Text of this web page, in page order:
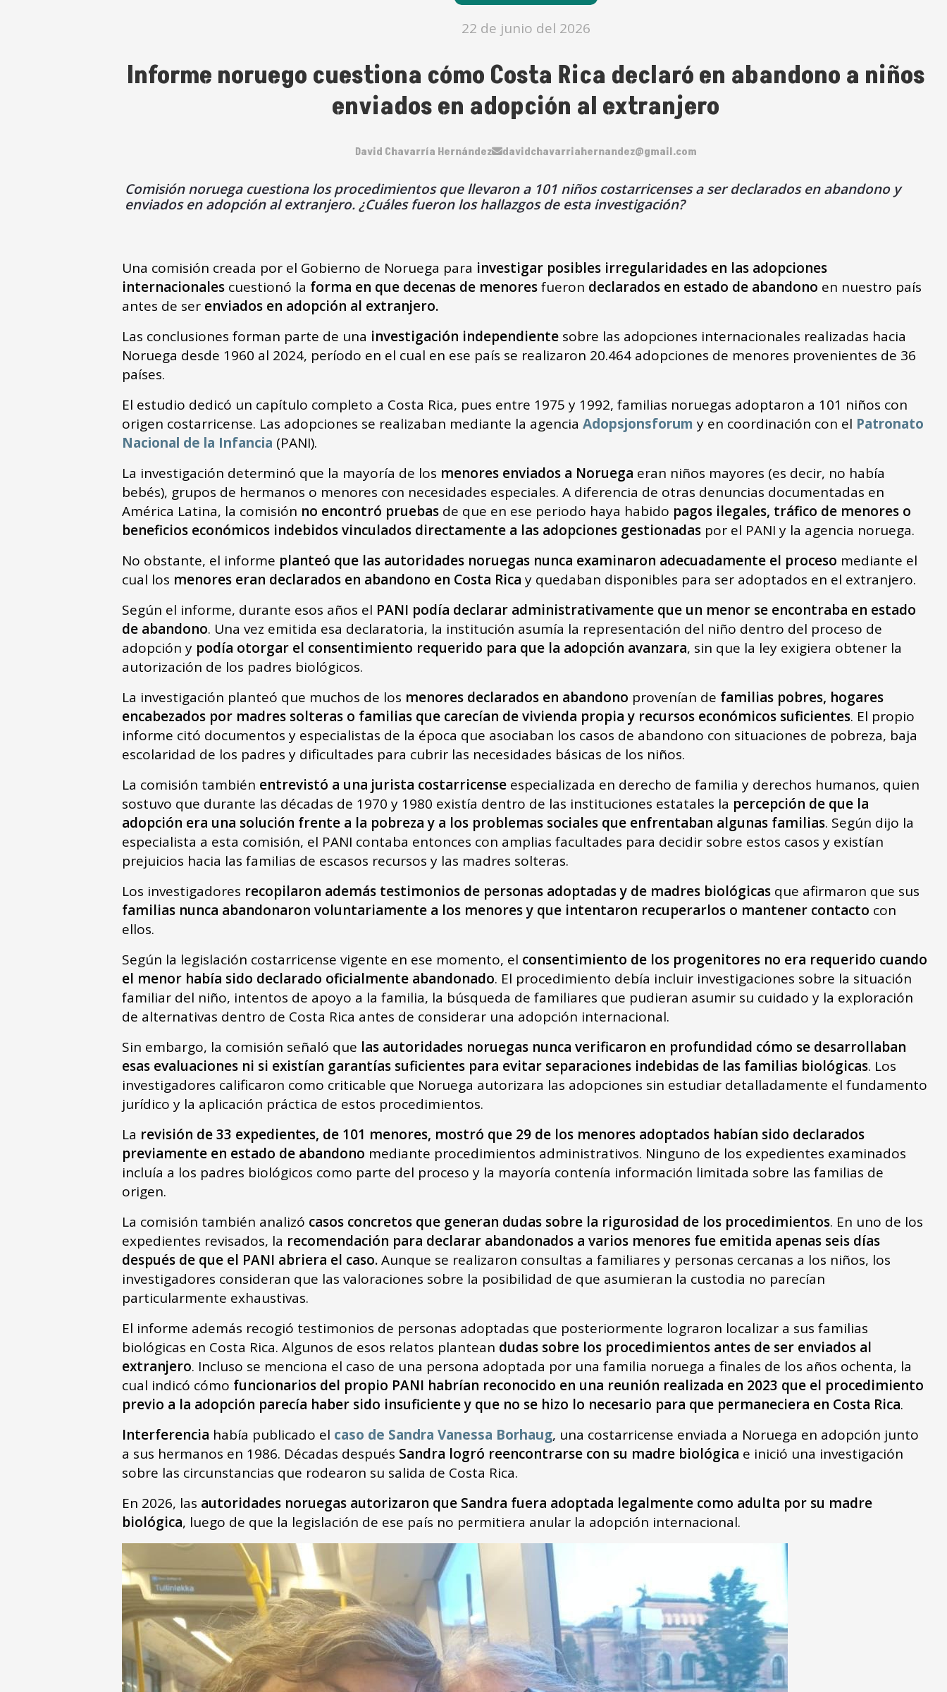
22 de junio del 2026
Informe noruego cuestiona cómo Costa Rica declaró en abandono a niños
enviados en adopción al extranjero
David Chavarría Hernández davidchavarriahernandez@gmail.com
Comisión noruega cuestiona los procedimientos que llevaron a 101 niños costarricenses a ser declarados en abandono y
enviados en adopción al extranjero. ¿Cuáles fueron los hallazgos de esta investigación?
Una comisión creada por el Gobierno de Noruega para investigar posibles irregularidades en las adopciones
internacionales cuestionó la forma en que decenas de menoresfueron declarados en estado de abandono en nuestro país
antes de ser enviados en adopción al extranjero.
Las conclusiones forman parte de una investigación independiente sobre las adopciones internacionales realizadas hacia
Noruega desde 1960 al 2024, período en el cual en ese país se realizaron 20.464 adopciones de menores provenientes de 36
países.
El estudio dedicó un capítulo completo a Costa Rica, pues entre 1975 y 1992, familias noruegas adoptaron a 101 niños con
origen costarricense. Las adopciones se realizaban mediante la agencia Adopsjonsforum y en coordinación con el Patronato
Nacional de la Infancia (PANI).
La investigación determinó que la mayoría de los menores enviados a Noruega eran niños mayores (es decir, no había
bebés), grupos de hermanos o menores con necesidades especiales. A diferencia de otras denuncias documentadas en
América Latina, la comisión no encontró pruebas de que en ese periodo haya habido pagos ilegales, tráfico de menores o
beneficios económicos indebidos vinculados directamente a las adopciones gestionadas por el PANI y la agencia noruega.
No obstante, el informe planteó que las autoridades noruegas nunca examinaron adecuadamente el proceso mediante el
cual los menores eran declarados en abandono en Costa Rica y quedaban disponibles para ser adoptados en el extranjero.
Según el informe, durante esos años el PANI podía declarar administrativamente que un menor se encontraba en estado
de abandono. Una vez emitida esa declaratoria, la institución asumía la representación del niño dentro del proceso de
adopción y podía otorgar el consentimiento requerido para que la adopción avanzara, sin que la ley exigiera obtener la
autorización de los padres biológicos.
La investigación planteó que muchos de los menores declarados en abandono provenían de familias pobres, hogares
encabezados por madres solteras o familias que carecían de vivienda propia y recursos económicos suficientes. El propio
informe citó documentos y especialistas de la época que asociaban los casos de abandono con situaciones de pobreza, baja
escolaridad de los padres y dificultades para cubrir las necesidades básicas de los niños.
La comisión también entrevistó a una jurista costarricense especializada en derecho de familia y derechos humanos, quien
sostuvo que durante las décadas de 1970 y 1980 existía dentro de las instituciones estatales la percepción de que la
adopción era una solución frente a la pobreza y a los problemas sociales que enfrentaban algunas familias. Según dijo la
especialista a esta comisión, el PANI contaba entonces con amplias facultades para decidir sobre estos casos y existían
prejuicios hacia las familias de escasos recursos y las madres solteras.
Los investigadores recopilaron además testimonios de personas adoptadas y de madres biológicas que afirmaron que sus
familias nunca abandonaron voluntariamente a los menores y que intentaron recuperarlos o mantener contacto con
ellos.
Según la legislación costarricense vigente en ese momento, el consentimiento de los progenitores no era requerido cuando
el menor había sido declarado oficialmente abandonado. El procedimiento debía incluir investigaciones sobre la situación
familiar del niño, intentos de apoyo a la familia, la búsqueda de familiares que pudieran asumir su cuidado y la exploración
de alternativas dentro de Costa Rica antes de considerar una adopción internacional.
Sin embargo, la comisión señaló que las autoridades noruegas nunca verificaron en profundidad cómo se desarrollaban
esas evaluaciones ni si existían garantías suficientes para evitar separaciones indebidas de las familias biológicas. Los
investigadores calificaron como criticable que Noruega autorizara las adopciones sin estudiar detalladamente el fundamento
jurídico y la aplicación práctica de estos procedimientos.
La revisión de 33 expedientes, de 101 menores, mostró que 29 de los menores adoptados habían sido declarados
previamente en estado de abandono mediante procedimientos administrativos. Ninguno de los expedientes examinados
incluía a los padres biológicos como parte del proceso y la mayoría contenía información limitada sobre las familias de
origen.
La comisión también analizó casos concretos que generan dudas sobre la rigurosidad de los procedimientos. En uno de los
expedientes revisados, la recomendación para declarar abandonados a varios menores fue emitida apenas seis días
después de que el PANI abriera el caso.Aunque se realizaron consultas a familiares y personas cercanas a los niños, los
investigadores consideran que las valoraciones sobre la posibilidad de que asumieran la custodia no parecían
particularmente exhaustivas.
El informe además recogió testimonios de personas adoptadas que posteriormente lograron localizar a sus familias
biológicas en Costa Rica. Algunos de esos relatos plantean dudas sobre los procedimientos antes de ser enviados al
extranjero. Incluso se menciona el caso de una persona adoptada por una familia noruega a finales de los años ochenta, la
cual indicó cómo funcionarios del propio PANI habrían reconocido en una reunión realizada en 2023 que el procedimiento
previo a la adopción parecía haber sido insuficiente y que no se hizo lo necesario para que permaneciera en Costa Rica.
Interferencia había publicado el caso de Sandra Vanessa Borhaug, una costarricense enviada a Noruega en adopción junto
a sus hermanos en 1986. Décadas después Sandra logró reencontrarse con su madre biológica e inició una investigación
sobre las circunstancias que rodearon su salida de Costa Rica.
En 2026, las autoridades noruegas autorizaron que Sandra fuera adoptada legalmente como adulta por su madre
biológica, luego de que la legislación de ese país no permitiera anular la adopción internacional.